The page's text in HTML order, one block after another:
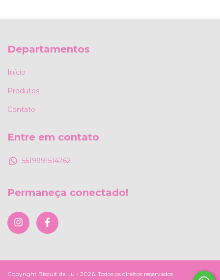
Departamentos
Início
Produtos
Contato
Entre em contato
5519991514762
Permaneça conectado!
Copyright Biscuit da Lu - 2026. Todos os direitos reservados.